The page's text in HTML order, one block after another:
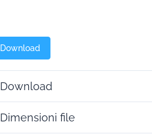
Download
Download
Dimensioni file